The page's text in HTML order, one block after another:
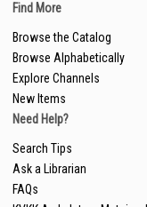
Find More
Browse the Catalog
Browse Alphabetically
Explore Channels
New Items
Need Help?
Search Tips
Ask a Librarian
FAQs